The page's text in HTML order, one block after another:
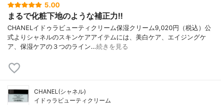
5.00
まるで化粧下地のような補正力!!
CHANELイドゥラビューティクリーム保湿クリーム9,020円（税込）公
式よりシャネルのスキンケアアイテムには、美白ケア、エイジングケ
ア、保湿ケアの３つのライン…続きを見る
CHANEL(シャネル)
イドゥラビューティクリーム